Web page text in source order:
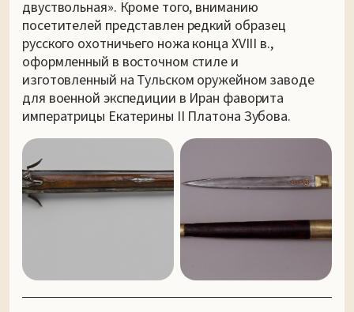
двуствольная». Кроме того, вниманию
посетителей представлен редкий образец
русского охотничьего ножа конца XVIII в.,
оформленный в восточном стиле и
изготовленный на Тульском оружейном заводе
для военной экспедиции в Иран фаворита
императрицы Екатерины II Платона Зубова.